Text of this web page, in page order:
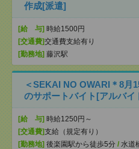
作成[派遣]
[給 与] 時給1500円
[交通費]交通費支給有り
[勤務地] 藤沢駅
＜SEKAI NO OWARI＊8月
のサポートバイト[アルバイ
[給 与] 時給1250円～
[交通費]支給（規定有り）
[勤務地] 後楽園駅から徒歩5分 / 水道